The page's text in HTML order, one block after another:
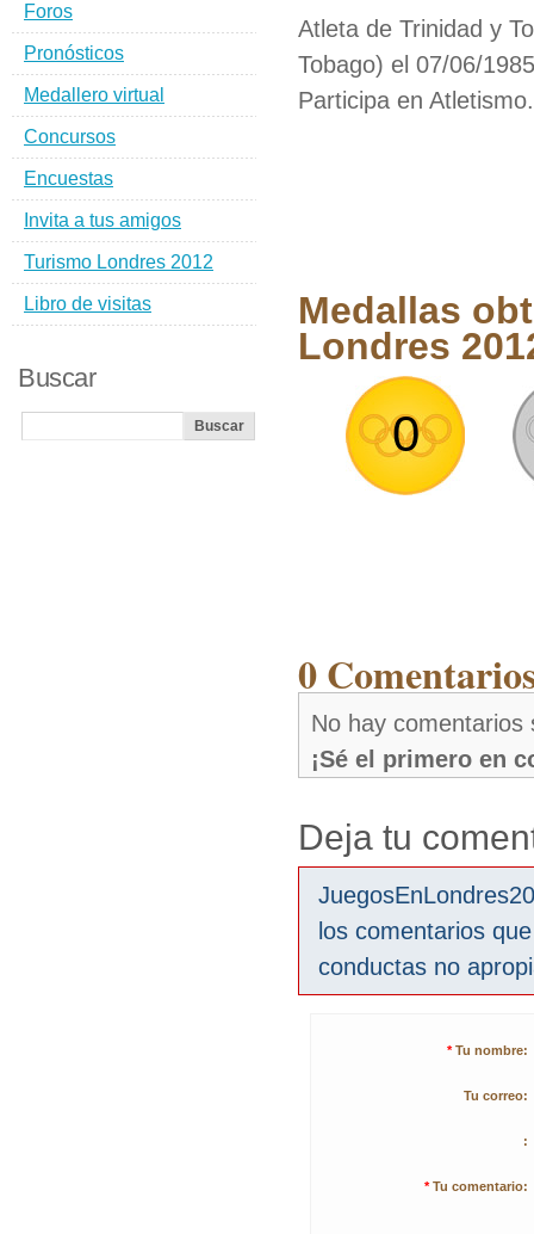
Atleta de Trinidad y
Tobago) el 07/06/
Participa en Atletismo.
Medallas
Londres
0
0
No hay comentarios
¡Sé el primero en
Deja tu
los comentarios
conductas no
* Tu nombre:
Tu correo:
:
* Tu comentario:
Foros
Pronósticos
Medallero virtual
Concursos
Encuestas
Invita a tus amigos
Turismo Londres 2012
Libro de visitas
Buscar